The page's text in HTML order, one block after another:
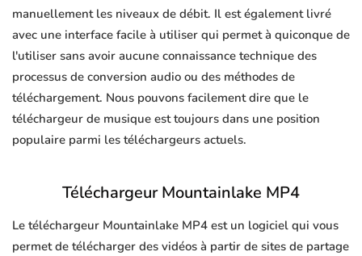
manuellement les niveaux de débit. Il est également livré
avec une interface facile à utiliser qui permet à quiconque de
l'utiliser sans avoir aucune connaissance technique des
processus de conversion audio ou des méthodes de
téléchargement. Nous pouvons facilement dire que le
téléchargeur de musique est toujours dans une position
populaire parmi les téléchargeurs actuels.
Téléchargeur Mountainlake MP4
Le téléchargeur Mountainlake MP4 est un logiciel qui vous
permet de télécharger des vidéos à partir de sites de partage